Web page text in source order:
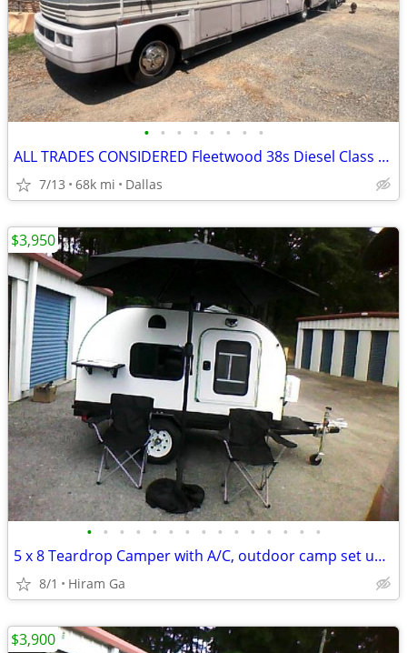
• • • • • • • •
ALL TRADES CONSIDERED Fleetwood 38s Diesel Class A RV - MAKE OFFER
7/13 68k mi Dallas
• • • • • • • • • • • • • • •
5 x 8 Teardrop Camper with A/C, outdoor camp set up package
8/1 Hiram Ga
$3,950
$3,900